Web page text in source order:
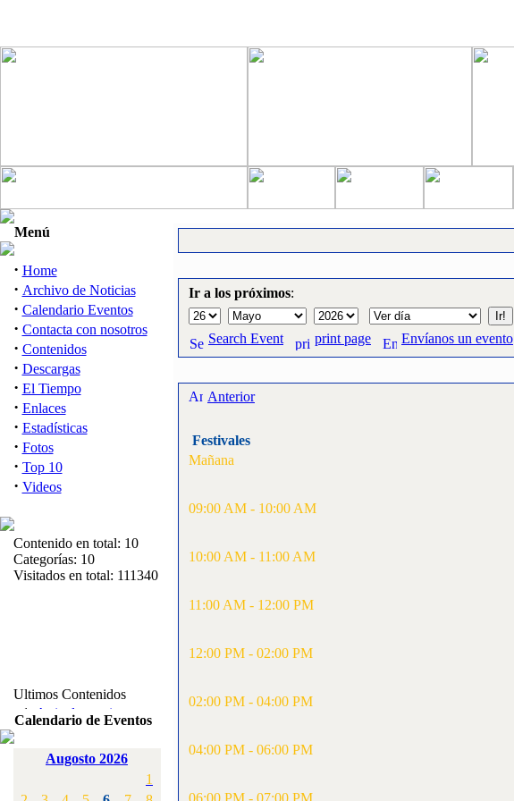
Menú
· Home
· Archivo de Noticias
· Calendario Eventos
· Contacta con nosotros
· Contenidos
· Descargas
· El Tiempo
· Enlaces
· Estadísticas
· Fotos
· Top 10
· Videos
Contenido en total: 10
Categorías: 10
Visitados en total: 111340
Ultimos Contenidos
· 1:
Articulos varios
[Visitas: 5710]
Campeonato de
[Visitas: 4133]
Calendario de Eventos
Augosto 2026
1
Ir a los próximos:
Search Event print page Envíanos un evento
Anterior
Festivales
Mañana
09:00 AM - 10:00 AM
10:00 AM - 11:00 AM
11:00 AM - 12:00 PM
12:00 PM - 02:00 PM
02:00 PM - 04:00 PM
04:00 PM - 06:00 PM
06:00 PM - 07:00 PM